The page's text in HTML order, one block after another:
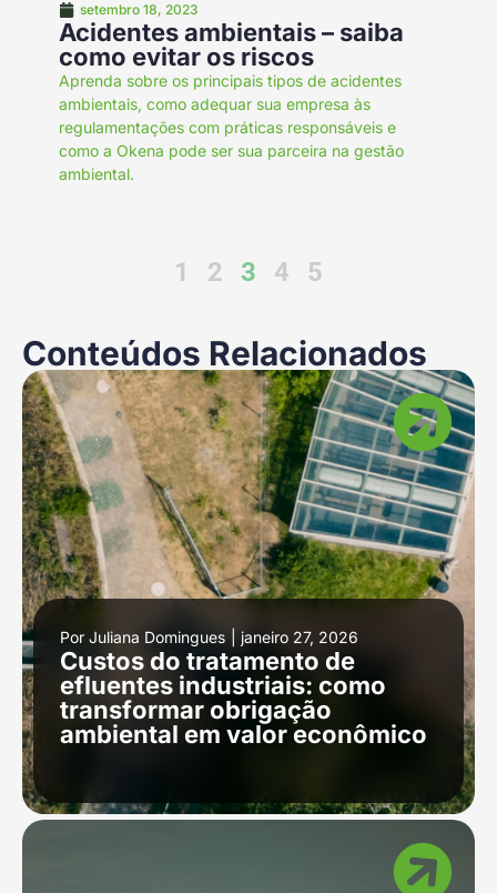
setembro 18, 2023
Acidentes ambientais – saiba
como evitar os riscos
Aprenda sobre os principais tipos de acidentes
ambientais, como adequar sua empresa às
regulamentações com práticas responsáveis e
como a Okena pode ser sua parceira na gestão
ambiental.
1 2 3 4 5
Conteúdos Relacionados
Por Juliana Domingues janeiro 27, 2026
Custos do tratamento de
efluentes industriais: como
transformar obrigação
ambiental em valor econômico